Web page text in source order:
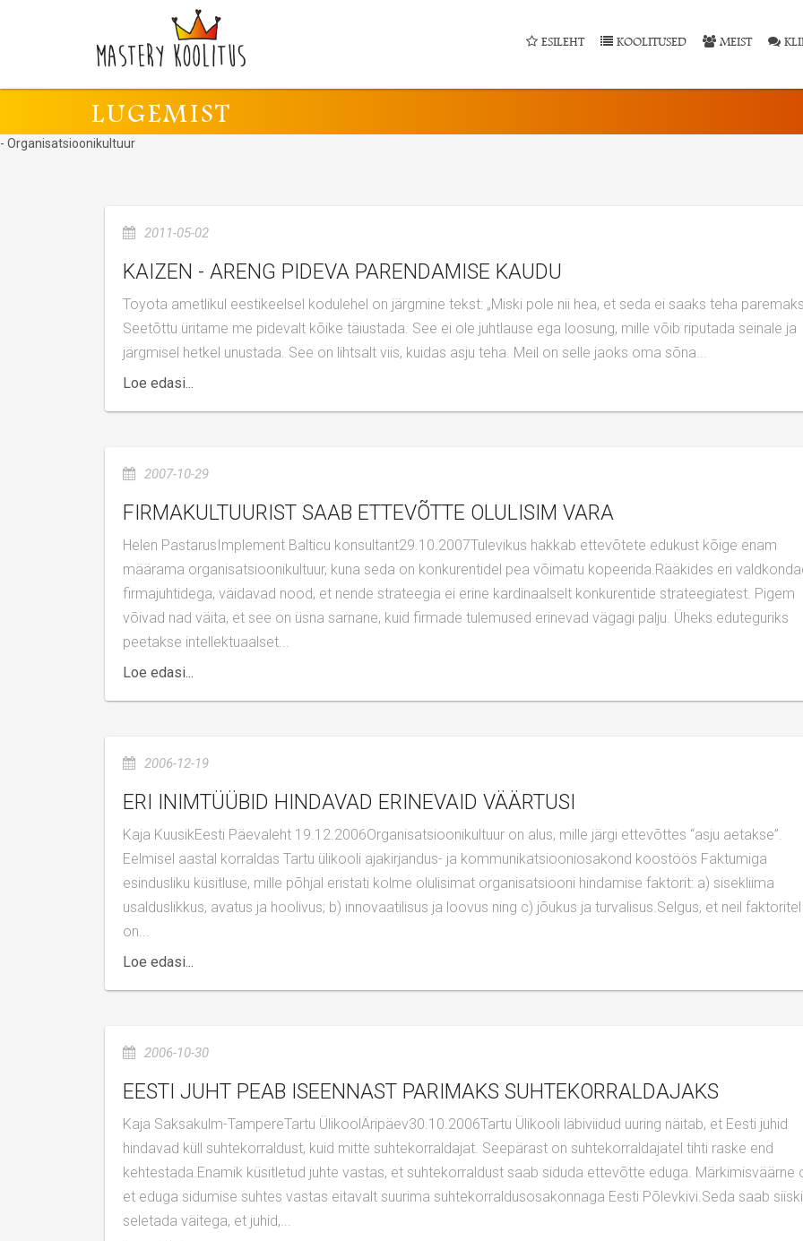
ESILEHT KOOLITUSED MEIST
LUGEMIST
- Organisatsioonikultuur
2011-05-02
KAIZEN - ARENG PIDEVA PARENDAMISE KAUDU
Toyota ametlikul eestikeelsel kodulehel on järgmine tekst: „Miski pole nii hea, et seda ei saaks teha paremaks.
Seetõttu üritame me pidevalt kõike täiustada. See ei ole juhtlause ega loosung, mille võib riputada seinale ja
järgmisel hetkel unustada. See on lihtsalt viis, kuidas asju teha. Meil on selle jaoks oma sõna...
Loe edasi...
2007-10-29
FIRMAKULTUURIST SAAB ETTEVÕTTE OLULISIM VARA
Helen PastarusImplement Balticu konsultant29.10.2007Tulevikus hakkab ettevõtete edukust kõige enam
määrama organisatsioonikultuur, kuna seda on konkurentidel pea võimatu kopeerida.Rääkides eri
firmajuhtidega, väidavad nood, et nende strateegia ei erine kardinaalselt konkurentide strateegiatest. Pigem
võivad nad väita, et see on üsna sarnane, kuid firmade tulemused erinevad vägagi palju. Üheks eduteguriks
peetakse intellektuaalset...
Loe edasi...
2006-12-19
ERI INIMTÜÜBID HINDAVAD ERINEVAID VÄÄRTUSI
Kaja KuusikEesti Päevaleht 19.12.2006Organisatsioonikultuur on alus, mille järgi ettevõttes “asju aetakse”.
Eelmisel aastal korraldas Tartu ülikooli ajakirjandus- ja kommunikatsiooniosakond koostöös Faktumiga
esindusliku küsitluse, mille põhjal eristati kolme olulisimat organisatsiooni hindamise faktorit: a) sisekliima
usalduslikkus, avatus ja hoolivus; b) innovaatilisus ja loovus ning c) jõukus ja turvalisus.Selgus, et neil faktoritel
on...
Loe edasi...
2006-10-30
EESTI JUHT PEAB ISEENNAST PARIMAKS SUHTEKORRALDAJAKS
Kaja Saksakulm-TampereTartu ÜlikoolÄripäev30.10.2006Tartu Ülikooli läbiviidud uuring näitab, et Eesti juhid
hindavad küll suhtekorraldust, kuid mitte suhtekorraldajat. Seepärast on suhtekorraldajatel tihti raske end
kehtestada.Enamik küsitletud juhte vastas, et suhtekorraldust saab siduda ettevõtte eduga. Märkimisväärne
et eduga sidumise suhtes vastas eitavalt suurima suhtekorraldusosakonnaga Eesti Põlevkivi.Seda saab siiski
seletada väitega, et juhid,...